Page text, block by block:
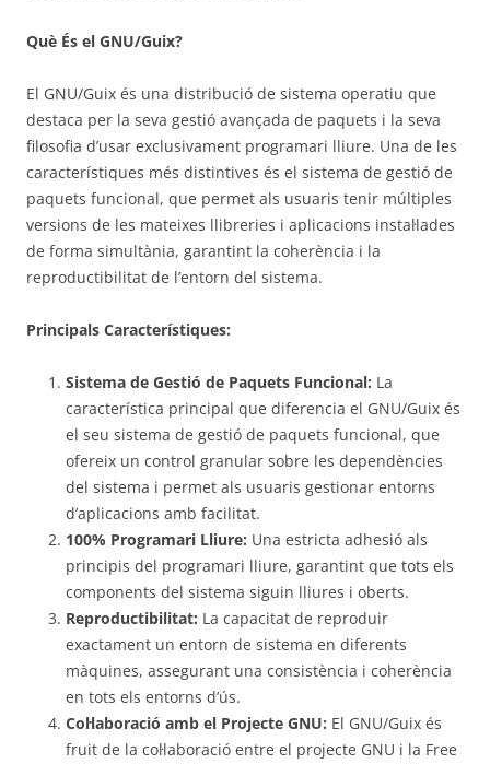
Què És el GNU/Guix?
El GNU/Guix és una distribució de sistema operatiu que
destaca per la seva gestió avançada de paquets i la seva
filosofia d’usar exclusivament programari lliure. Una de les
característiques més distintives és el sistema de gestió de
paquets funcional, que permet als usuaris tenir múltiples
versions de les mateixes llibreries i aplicacions instal·lades
de forma simultània, garantint la coherència i la
reproductibilitat de l’entorn del sistema.
Principals Característiques:
Sistema de Gestió de Paquets Funcional: La
característica principal que diferencia el GNU/Guix és
el seu sistema de gestió de paquets funcional, que
ofereix un control granular sobre les dependències
del sistema i permet als usuaris gestionar entorns
d’aplicacions amb facilitat.
100% Programari Lliure: Una estricta adhesió als
principis del programari lliure, garantint que tots els
components del sistema siguin lliures i oberts.
Reproductibilitat: La capacitat de reproduir
exactament un entorn de sistema en diferents
màquines, assegurant una consistència i coherència
en tots els entorns d’ús.
Col·laboració amb el Projecte GNU: El GNU/Guix és
fruit de la col·laboració entre el projecte GNU i la Free